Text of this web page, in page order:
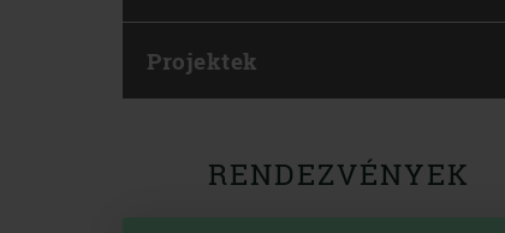
Projektek
RENDEZVÉNYEK